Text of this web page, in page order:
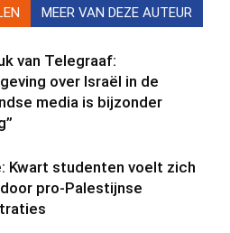
MEER VAN DEZE AUTEUR
van Telegraaf:
over Israël in de
media is bijzonder
Kwart studenten voelt zich
pro-Palestijnse